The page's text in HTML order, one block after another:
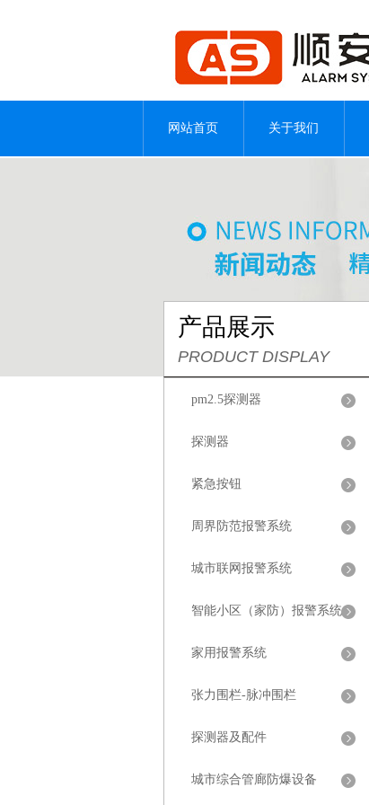
网站首页 关于我们
产品展示
PRODUCT DISPLAY
pm2.5探测器
探测器
紧急按钮
周界防范报警系统
城市联网报警系统
智能小区（家防）报警系统
家用报警系统
张力围栏-脉冲围栏
探测器及配件
城市综合管廊防爆设备